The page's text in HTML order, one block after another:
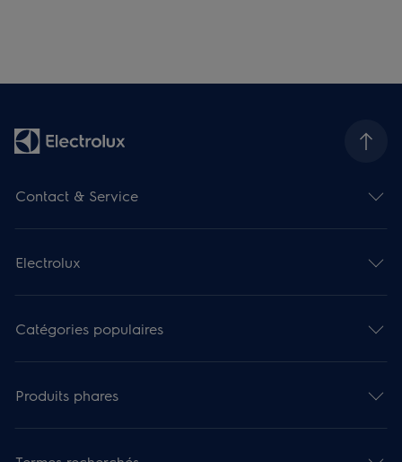
Contact & Service
Electrolux
Catégories populaires
Produits phares